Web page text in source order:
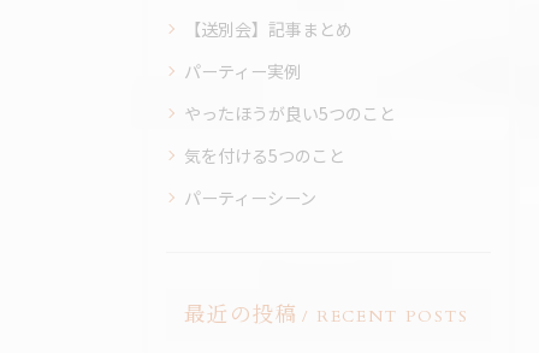
【送別会】記事まとめ
パーティー実例
やったほうが良い5つのこと
気を付ける5つのこと
パーティーシーン
最近の投稿 RECENT POSTS